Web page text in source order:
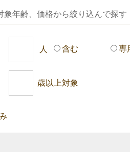
象年齢、価格から絞り込んで探す
含む 専